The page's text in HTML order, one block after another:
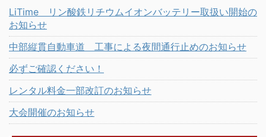
LiTime リン酸鉄リチウムイオンバッテリー取扱い開始の
お知らせ
中部縦貫自動車道 工事による夜間通行止めのお知らせ
必ずご確認ください！
レンタル料金一部改訂のお知らせ
大会開催のお知らせ